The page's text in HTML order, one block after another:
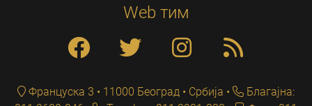
Web тим
Француска 3 • 11000 Београд • Србија
Благајна: